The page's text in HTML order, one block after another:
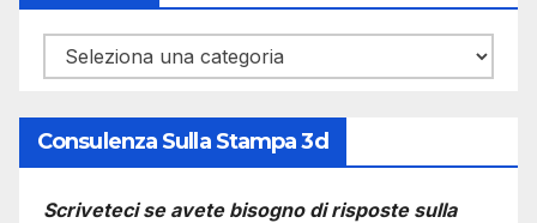
Categorie
Consulenza Sulla Stampa 3d
Scriveteci se avete bisogno di risposte sulla